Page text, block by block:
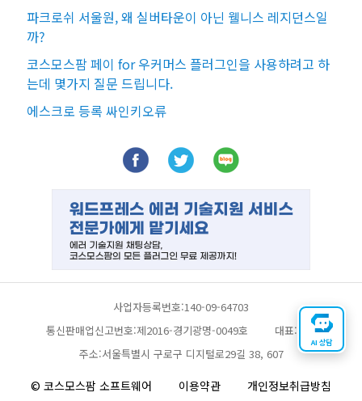
파크로쉬 서울원, 왜 실버타운이 아닌 웰니스 레지던스일
까?
코스모스팜 페이 for 우커머스 플러그인을 사용하려고 하
는데 몇가지 질문 드립니다.
에스크로 등록 싸인키오류
사업자등록번호:140-09-64703
통신판매업신고번호:제2016-경기광명-0049호
대표:채찬
주소:서울특별시 구로구 디지털로29길 38, 607
© 코스모스팜 소프트웨어 이용약관 개인정보취급방침
AI 상담